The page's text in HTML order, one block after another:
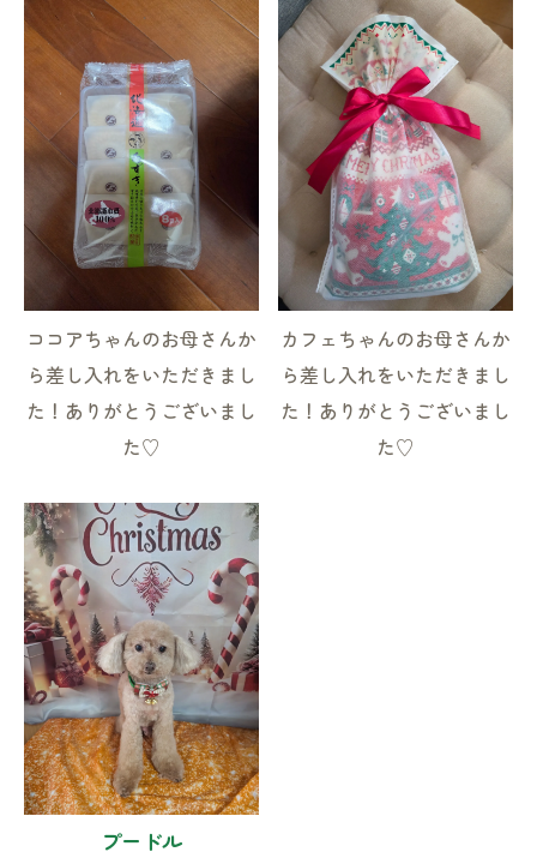
ココアちゃんのお母さんか
ら差し入れをいただきまし
た！ありがとうございまし
た♡
カフェちゃんのお母さんか
ら差し入れをいただきまし
た！ありがとうございまし
た♡
プードル
お気軽にお問い合わせください